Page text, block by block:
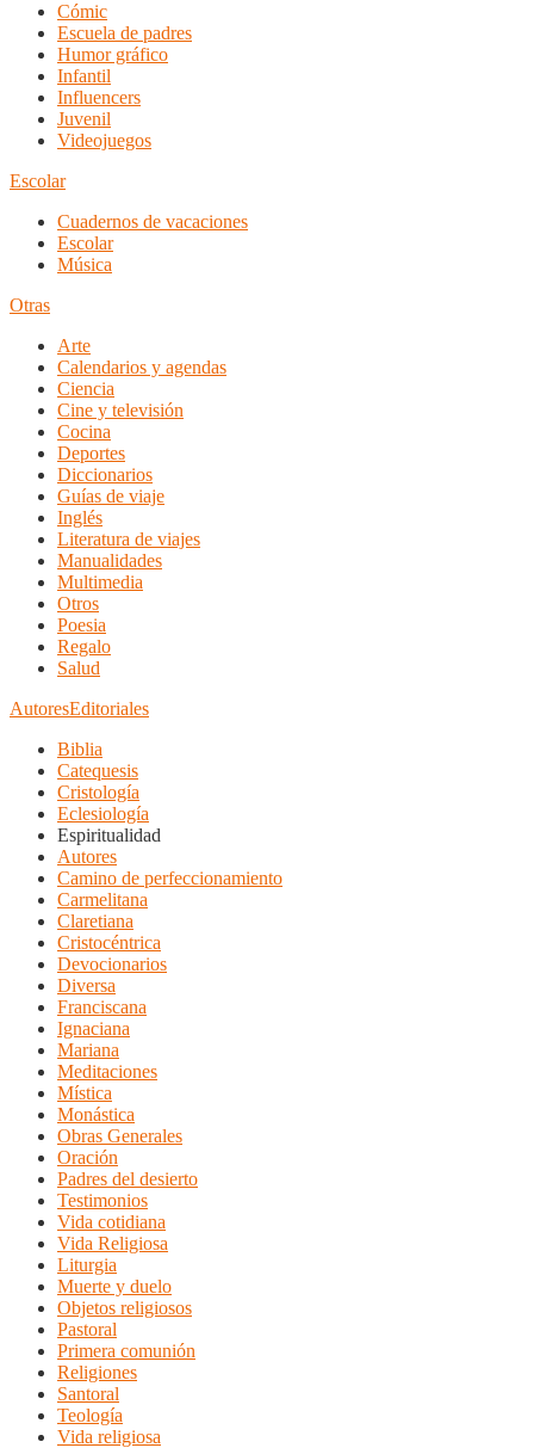
Cómic
Escuela de padres
Humor gráfico
Infantil
Influencers
Juvenil
Videojuegos
Escolar
Cuadernos de vacaciones
Escolar
Música
Otras
Arte
Calendarios y agendas
Ciencia
Cine y televisión
Cocina
Deportes
Diccionarios
Guías de viaje
Inglés
Literatura de viajes
Manualidades
Multimedia
Otros
Poesia
Regalo
Salud
AutoresEditoriales
Biblia
Catequesis
Cristología
Eclesiología
Espiritualidad
Autores
Camino de perfeccionamiento
Carmelitana
Claretiana
Cristocéntrica
Devocionarios
Diversa
Franciscana
Ignaciana
Mariana
Meditaciones
Mística
Monástica
Obras Generales
Oración
Padres del desierto
Testimonios
Vida cotidiana
Vida Religiosa
Liturgia
Muerte y duelo
Objetos religiosos
Pastoral
Primera comunión
Religiones
Santoral
Teología
Vida religiosa